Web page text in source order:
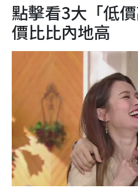
點擊看3大「低
價比比內地高